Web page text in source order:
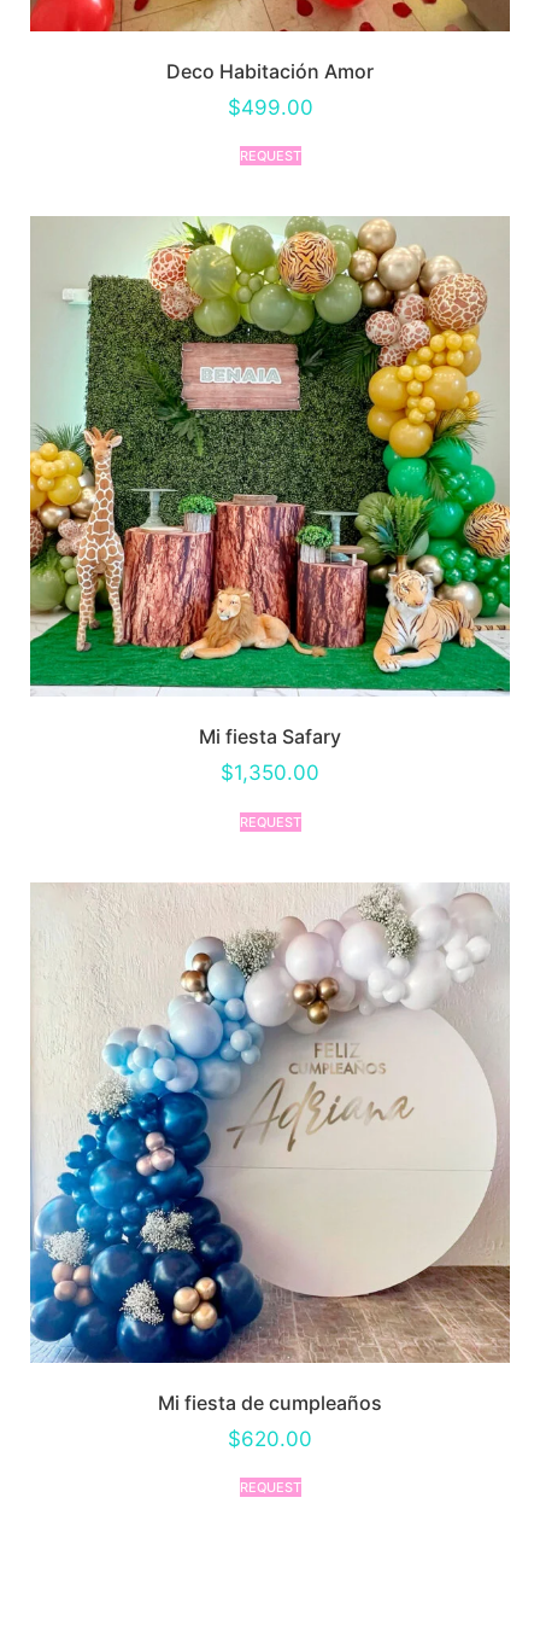
Deco Habitación Amor
$499.00
REQUEST
Mi fiesta Safary
$1,350.00
REQUEST
Mi fiesta de cumpleaños
$620.00
REQUEST